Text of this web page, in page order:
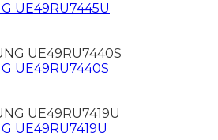
UЕ49RU7445U
UЕ49RU7440S
UЕ49RU7419U